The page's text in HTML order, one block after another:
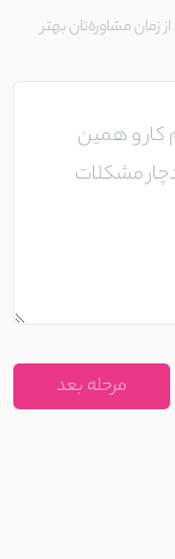
مشاوره‌تان بهتر
مرحله بعد